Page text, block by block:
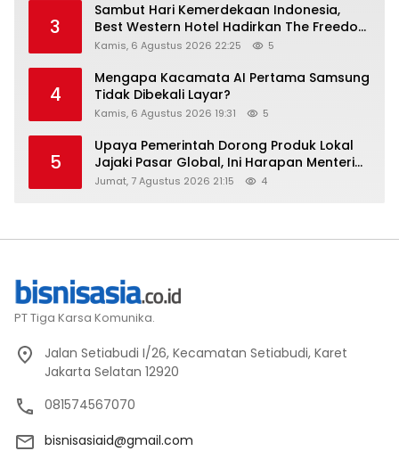
3
Sambut Hari Kemerdekaan Indonesia,
Best Western Hotel Hadirkan The Freedom
Stay Diskon Hingga 45%
Kamis, 6 Agustus 2026 22:25 5
4
Mengapa Kacamata AI Pertama Samsung
Tidak Dibekali Layar?
Kamis, 6 Agustus 2026 19:31 5
5
Upaya Pemerintah Dorong Produk Lokal
Jajaki Pasar Global, Ini Harapan Menteri
Perindustrian RI Lewat ILT dan IGT Expo
Jumat, 7 Agustus 2026 21:15 4
PT Tiga Karsa Komunika.
Jalan Setiabudi I/26, Kecamatan Setiabudi, Karet
Jakarta Selatan 12920
081574567070
bisnisasiaid@gmail.com